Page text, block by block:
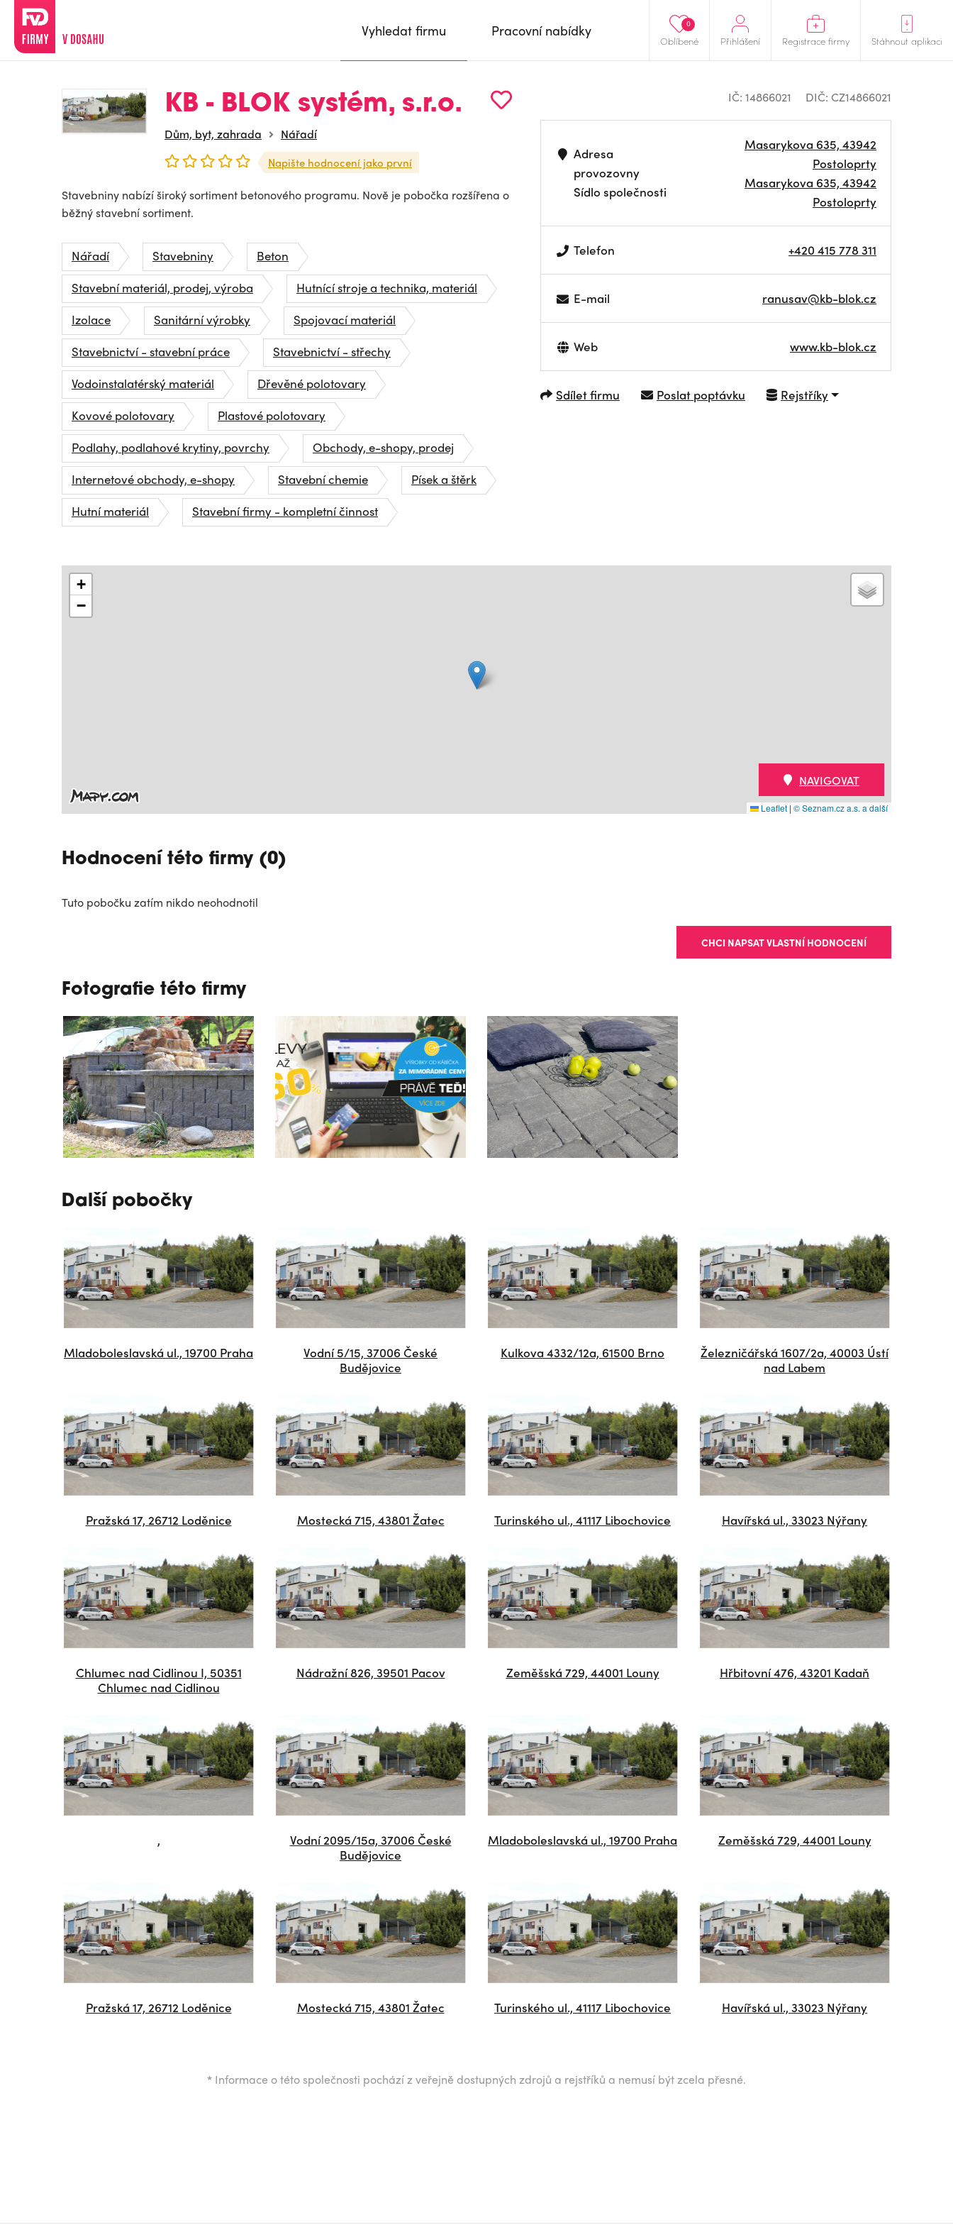
Oblíbené
0
Přihlášení Registrace firmy Stáhnout aplikaci
Vyhledat firmu Pracovní nabídky
KB - BLOK systém, s.r.o.
Dům, byt, zahrada Nářadí
Napište hodnocení jako první
Stavebniny nabízí široký sortiment betonového programu. Nově je pobočka rozšířena o
běžný stavební sortiment.
Nářadí Stavebniny
Beton
Stavební materiál, prodej, výroba
Hutnící stroje a technika, materiál
Izolace
Sanitární výrobky
Spojovací materiál
Stavebnictví - stavební práce
Stavebnictví - střechy
Vodoinstalatérský materiál
Dřevěné polotovary
Kovové polotovary
Plastové polotovary
Podlahy, podlahové krytiny, povrchy
Obchody, e-shopy, prodej
Internetové obchody, e-shopy
Stavební chemie
Písek a štěrk
Hutní materiál
Stavební firmy - kompletní činnost
IČ: 14866021 DIČ: CZ14866021
Adresa
provozovny
Sídlo společnosti
Masarykova 635, 43942
Postoloprty
Masarykova 635, 43942
Postoloprty
Telefon +420 415 778 311
E-mail ranusav@kb-blok.cz
Web www.kb-blok.cz
Sdílet firmu Poslat poptávku Rejstříky
+
−
Leaflet | © Seznam.cz a.s. a další
NAVIGOVAT
Hodnocení této firmy (0)
Tuto pobočku zatím nikdo neohodnotil
CHCI NAPSAT VLASTNÍ HODNOCENÍ
Fotografie této firmy
Další pobočky
Mladoboleslavská ul., 19700 Praha
Vodní 5/15, 37006 České
Budějovice
Kulkova 4332/12a, 61500 Brno
Železničářská 1607/2a, 40003 Ústí
nad Labem
Pražská 17, 26712 Loděnice Mostecká 715, 43801 Žatec Turinského ul., 41117 Libochovice Havířská ul., 33023 Nýřany
Chlumec nad Cidlinou I, 50351
Chlumec nad Cidlinou
Nádražní 826, 39501 Pacov Zeměšská 729, 44001 Louny Hřbitovní 476, 43201 Kadaň
,
Vodní 2095/15a, 37006 České
Budějovice
Mladoboleslavská ul., 19700 Praha Zeměšská 729, 44001 Louny
Pražská 17, 26712 Loděnice Mostecká 715, 43801 Žatec Turinského ul., 41117 Libochovice Havířská ul., 33023 Nýřany
* Informace o této společnosti pochází z veřejně dostupných zdrojů a rejstříků a nemusí být zcela přesné.